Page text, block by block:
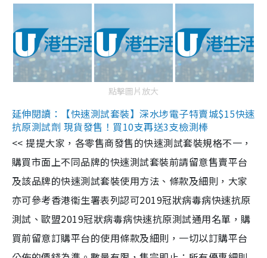
點擊圖片放大
延伸閱讀：【快速測試套裝】深水埗電子特賣城$15快速
抗原測試劑 現貨發售！買10支再送3支檢測棒
<< 提提大家，各零售商發售的快速測試套裝規格不一，
購買市面上不同品牌的快速測試套裝前請留意售賣平台
及該品牌的快速測試套裝使用方法、條款及細則，大家
亦可參考香港衞生署表列認可2019冠狀病毒病快速抗原
測試、歐盟2019冠狀病毒病快速抗原測試通用名單，購
買前留意訂購平台的使用條款及細則，一切以訂購平台